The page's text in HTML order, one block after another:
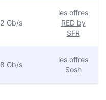
2 Gb/s
les offres
RED by
SFR
8 Gb/s
les offres
Sosh